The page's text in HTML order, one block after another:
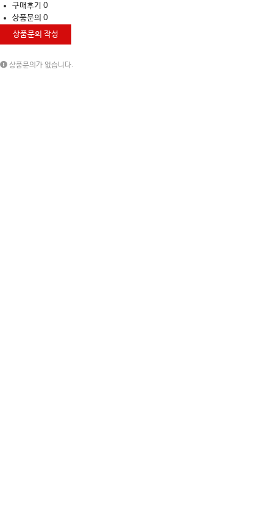
구매후기 0
상품문의 0
상품문의 작성
상품문의가 없습니다.